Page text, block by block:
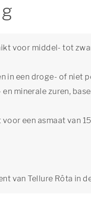
voor middel- tot
in een droge- of niet
minerale zuren,
een asmaat van
van Tellure Rôta in